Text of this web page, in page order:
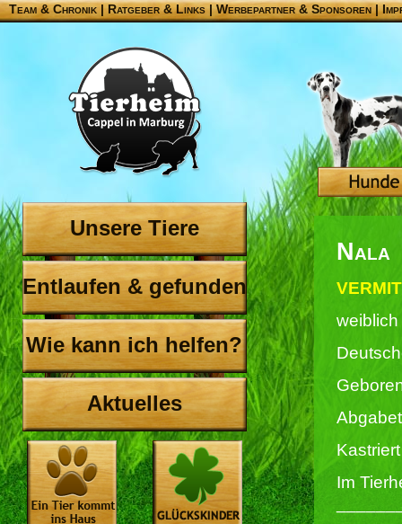
Team & Chronik |Ratgeber & Links|Werbepartner & Sponsoren|
Unsere Tiere
Entlaufen & gefunden
Wie kann ich helfen?
Aktuelles
Nala
weiblich
Im